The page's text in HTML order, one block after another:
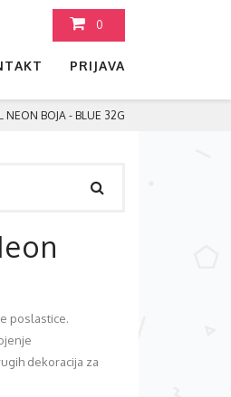
0
PRIJAVA
NEON BOJA - BLUE 32G
poslastice.
dekoracija za